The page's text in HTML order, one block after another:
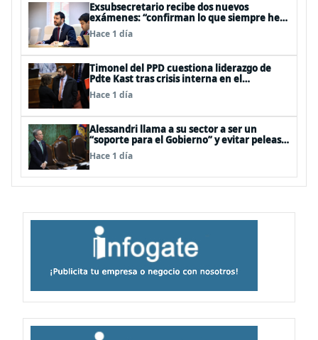
Exsubsecretario recibe dos nuevos
exámenes: “confirman lo que siempre he
dicho que no consumo droga”
Hace 1 día
Timonel del PPD cuestiona liderazgo de
Pdte Kast tras crisis interna en el
oficialismo: “Es incapaz de ordenar la casa”
Hace 1 día
Alessandri llama a su sector a ser un
“soporte para el Gobierno” y evitar peleas
internas tras disputa Squella-Pavez
Hace 1 día